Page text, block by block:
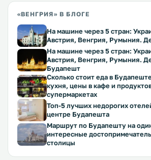
«ВЕНГРИЯ» В БЛОГЕ
На машине через 5 стран:
Австрия, Венгрия, Румыния.
На машине через 5 стран:
Австрия, Венгрия, Румыния.
Будапешт
Сколько стоит еда в
кухня, цены в кафе и
супермаркетах
Топ-5 лучших недорогих
центре Будапешта
Маршрут по Будапешту на
интересные
столицы